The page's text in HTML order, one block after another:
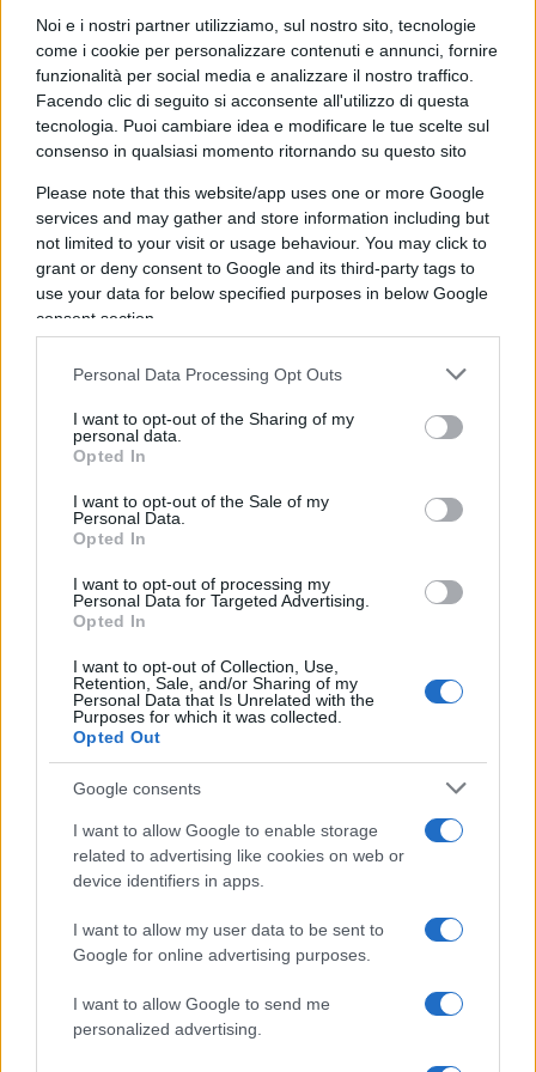
Noi e i nostri partner utilizziamo, sul nostro sito, tecnologie
come i cookie per personalizzare contenuti e annunci, fornire
funzionalità per social media e analizzare il nostro traffico.
Facendo clic di seguito si acconsente all'utilizzo di questa
tecnologia. Puoi cambiare idea e modificare le tue scelte sul
consenso in qualsiasi momento ritornando su questo sito
Please note that this website/app uses one or more Google
services and may gather and store information including but
not limited to your visit or usage behaviour. You may click to
grant or deny consent to Google and its third-party tags to
use your data for below specified purposes in below Google
consent section.
Personal Data Processing Opt Outs
I want to opt-out of the Sharing of my
personal data.
Opted In
I want to opt-out of the Sale of my
Personal Data.
Opted In
I want to opt-out of processing my
Personal Data for Targeted Advertising.
Opted In
I want to opt-out of Collection, Use,
Retention, Sale, and/or Sharing of my
Personal Data that Is Unrelated with the
Purposes for which it was collected.
Opted Out
Google consents
I want to allow Google to enable storage
related to advertising like cookies on web or
device identifiers in apps.
I want to allow my user data to be sent to
Google for online advertising purposes.
I want to allow Google to send me
personalized advertising.
solo. Il secondo importante punto è ilno
all’ingresso di Kiev nella Nato.
Leggi anche:
Ucraina, il messaggio di Trump a Putin:
dovresti accettare l’accordo
Prima il dialogo, poi l’ultimatum: qual è la
strategia di Trump con Putin?
nel 2025
Putin vuole ridisegnare la sicurezza attraverso
smantellamento delle forze di Kiev e l’assenza
di truppe straniere sul suo territorio
. Altro
punto fondamentale del piano di Putin è il
riconoscimento delle “nuove realtà
territoriali”: il riferimento è chiaramente alle
Lugansk, Zaporizhzhia e Kherson, senza
dimenticare la penisola di Crimea. Qualche
speranza di dialogo solo per quanto concerne il
possibile scambio fra il territorio che occupa a
Kharkhiv con la parte di Kursk attualmente sotto il
controllo di Zelensky, anche se la speranza del
presidente russo spera di riconquistarla prima di
Allontanare l’Ucraina dall’Europa e tenerla